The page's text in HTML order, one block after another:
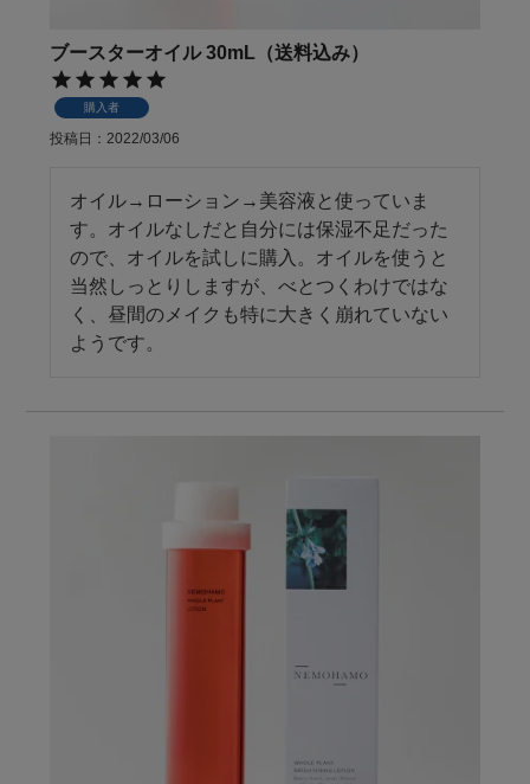
ブースターオイル 30mL（送料込み）
購入者
投稿日 2022/03/06
オイル→ローション→美容液と使っていま
す。オイルなしだと自分には保湿不足だった
ので、オイルを試しに購入。オイルを使うと
当然しっとりしますが、べとつくわけではな
く、昼間のメイクも特に大きく崩れていない
ようです。